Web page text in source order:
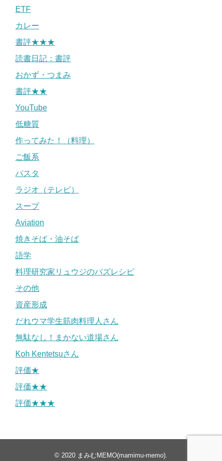
ETF
カレー
書評★★★
読書日記：書評
おかず・つまみ
書評★★
YouTube
低糖質
作ってみた！（料理）
ご飯系
パスタ
ラジオ（テレビ）
スープ
Aviation
焼きそば・油そば
語学
料理研究家リュウジのバズレシピ
その他
資産形成
だれウマ学生筋肉料理人さん
無駄なし！まかない道場さん
Koh Kentetsuさん
評価★
評価★★
評価★★★
© 2020 まみむMEMO(mamimu-memo)